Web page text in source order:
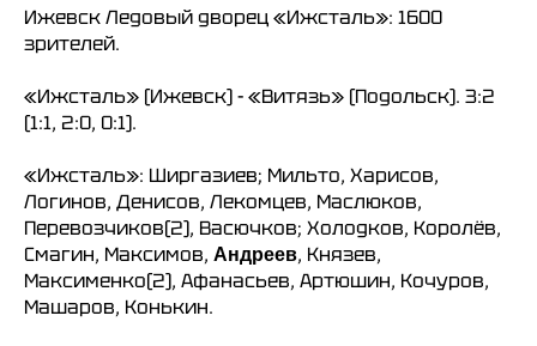
Ижевск Ледовый дворец «Ижсталь»: 1600
зрителей.
«Ижсталь» (Ижевск) - «Витязь» (Подольск). 3:2
(1:1, 2:0, 0:1).
«Ижсталь»: Ширгазиев; Мильто, Харисов,
Логинов, Денисов, Лекомцев, Маслюков,
Перевозчиков(2), Васючков; Холодков, Королёв,
Смагин, Максимов, Андреев, Князев,
Максименко(2), Афанасьев, Артюшин, Кочуров,
Машаров, Конькин.